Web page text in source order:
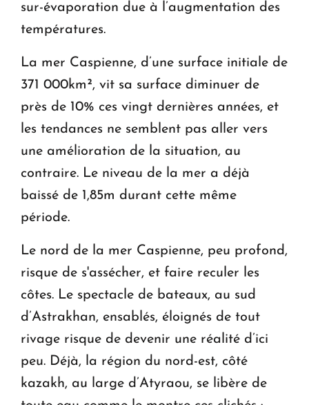
sur-évaporation due à l’augmentation des
températures.
La mer Caspienne, d’une surface initiale de
371 000km², vit sa surface diminuer de
près de 10% ces vingt dernières années, et
les tendances ne semblent pas aller vers
une amélioration de la situation, au
contraire. Le niveau de la mer a déjà
baissé de 1,85m durant cette même
période.
Le nord de la mer Caspienne, peu profond,
risque de s'assécher, et faire reculer les
côtes. Le spectacle de bateaux, au sud
d’Astrakhan, ensablés, éloignés de tout
rivage risque de devenir une réalité d’ici
peu. Déjà, la région du nord-est, côté
kazakh, au large d’Atyraou, se libère de